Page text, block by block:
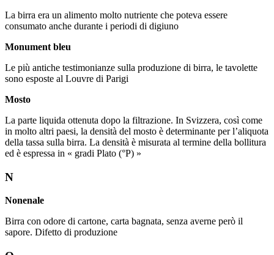
La birra era un alimento molto nutriente che poteva essere
consumato anche durante i periodi di digiuno
Monument bleu
Le più antiche testimonianze sulla produzione di birra, le tavolette
sono esposte al Louvre di Parigi
Mosto
La parte liquida ottenuta dopo la filtrazione. In Svizzera, così come
in molto altri paesi, la densità del mosto è determinante per l’aliquota
della tassa sulla birra. La densità è misurata al termine della bollitura
ed è espressa in « gradi Plato (°P) »
N
Nonenale
Birra con odore di cartone, carta bagnata, senza averne però il
sapore. Difetto di produzione